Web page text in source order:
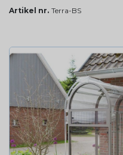
Artikel nr. Terra-BS